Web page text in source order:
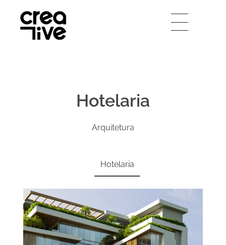
Hotelaria
Arquitetura
Hotelaria